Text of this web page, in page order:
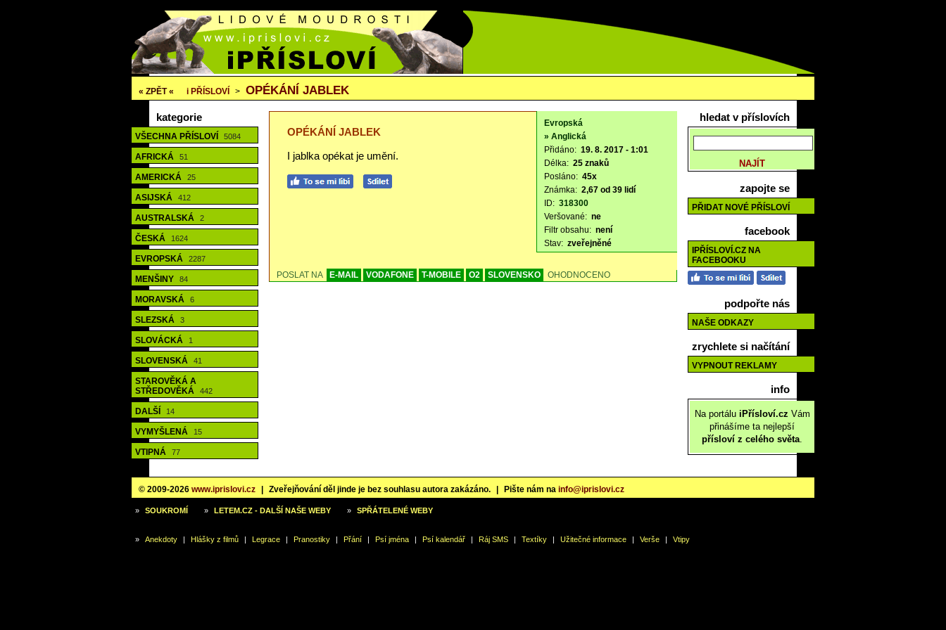
« ZPĚT « i PŘÍSLOVÍ > OPÉKÁNÍ JABLEK
kategorie
VŠECHNA PŘÍSLOVÍ 5084
AFRICKÁ 51
AMERICKÁ 25
ASIJSKÁ 412
AUSTRALSKÁ 2
ČESKÁ 1624
EVROPSKÁ 2287
MENŠINY 84
MORAVSKÁ 6
SLEZSKÁ 3
SLOVÁCKÁ 1
SLOVENSKÁ 41
STAROVĚKÁ A
STŘEDOVĚKÁ
442
DALŠÍ 14
VYMYŠLENÁ 15
VTIPNÁ 77
OPÉKÁNÍ JABLEK
I jablka opékat je umění.
Evropská
» Anglická
Přidáno: 19. 8. 2017 - 1:01
Délka: 25 znaků
Posláno: 45x
Známka: 2,67 od 39 lidí
ID: 318300
Veršované: ne
Filtr obsahu: není
Stav: zveřejněné
POSLAT NA E-MAIL VODAFONE T-MOBILE O2 SLOVENSKO OHODNOCENO
hledat v příslovích
zapojte se
PŘIDAT NOVÉ PŘÍSLOVÍ
facebook
IPŘÍSLOVÍ.CZ NA
FACEBOOKU
podpořte nás
NAŠE ODKAZY
zrychlete si načítání
VYPNOUT REKLAMY
info
Na portálu iPřísloví.cz Vám
přinášíme ta nejlepší
přísloví z celého světa.
© 2009-2026 www.iprislovi.cz Zveřejňování děl jinde je bez souhlasu autora zakázáno. Pište nám na info@iprislovi.cz
» SOUKROMÍ » LETEM.CZ - DALŠÍ NAŠE WEBY » SPŘÁTELENÉ WEBY
» Anekdoty | Hlášky z filmů | Legrace | Pranostiky | Přání | Psí jména | Psí kalendář | Ráj SMS | Textíky | Užitečné informace | Verše | Vtipy